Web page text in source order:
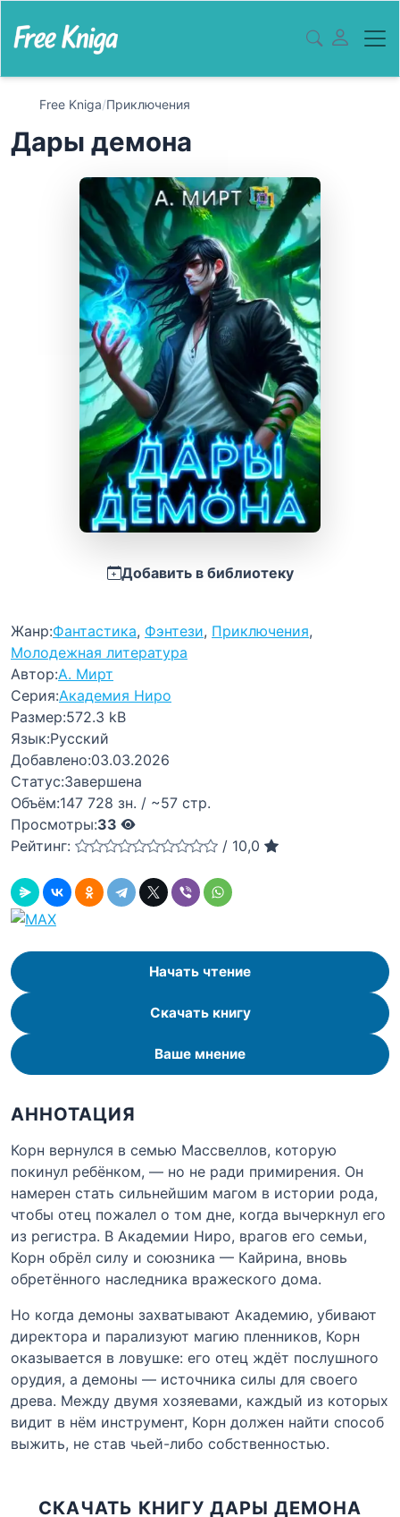
Free Kniga/Приключения
Дары демона
Добавить в библиотеку
Жанр:Фантастика, Фэнтези, Приключения,
Молодежная литература
Автор:А. Мирт
Серия:Академия Ниро
Размер:572.3 kB
Язык:Русский
Добавлено:03.03.2026
Статус:Завершена
Объём:147 728 зн. / ~57 стр.
Просмотры:33
Рейтинг:
/ 10,0
Начать чтение
Скачать книгу
Ваше мнение
АННОТАЦИЯ
Корн вернулся в семью Массвеллов, которую
покинул ребёнком, — но не ради примирения. Он
намерен стать сильнейшим магом в истории рода,
чтобы отец пожалел о том дне, когда вычеркнул его
из регистра. В Академии Ниро, врагов его семьи,
Корн обрёл силу и союзника — Кайрина, вновь
обретённого наследника вражеского дома.
Но когда демоны захватывают Академию, убивают
директора и парализуют магию пленников, Корн
оказывается в ловушке: его отец ждёт послушного
орудия, а демоны — источника силы для своего
древа. Между двумя хозяевами, каждый из которых
видит в нём инструмент, Корн должен найти способ
выжить, не став чьей-либо собственностью.
СКАЧАТЬ КНИГУ ДАРЫ ДЕМОНА